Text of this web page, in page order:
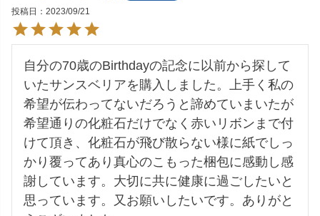
投稿日
2023/09/21
自分の70歳のBirthdayの記念に以前から探して
いたサンスベリアを購入しました。上手く私の
希望が伝わってないだろうと諦めていまいたが
希望通りの化粧石だけでなく赤いリボンまで付
けて頂き、化粧石が飛び散らない様に紙でしっ
かり覆ってあり真心のこもった梱包に感動し感
謝しています。大切に共に健康に過ごしたいと
思っています。又お願いしたいです。ありがと